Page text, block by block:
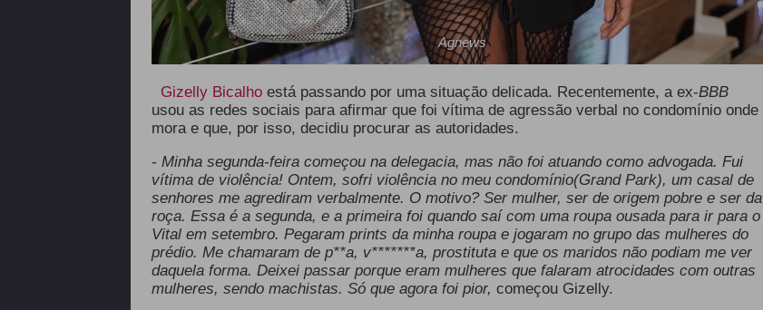
Agnews
Gizelly Bicalhoestá passando por uma situação delicada. Recentemente, a ex-BBB
usou as redes sociais para afirmar que foi vítima de agressão verbal no condomínio onde
mora e que, por isso, decidiu procurar as autoridades.
- Minha segunda-feira começou na delegacia, mas não foi atuando como advogada. Fui
vítima de violência! Ontem, sofri violência no meu condomínio(Grand Park), um casal de
senhores me agrediram verbalmente. O motivo? Ser mulher, ser de origem pobre e ser da
roça. Essa é a segunda, e a primeira foi quando saí com uma roupa ousada para ir para o
Vital em setembro. Pegaram prints da minha roupa e jogaram no grupo das mulheres do
prédio. Me chamaram de p**a, v*******a, prostituta e que os maridos não podiam me ver
daquela forma. Deixei passar porque eram mulheres que falaram atrocidades com outras
mulheres, sendo machistas. Só que agora foi pior, começou Gizelly.